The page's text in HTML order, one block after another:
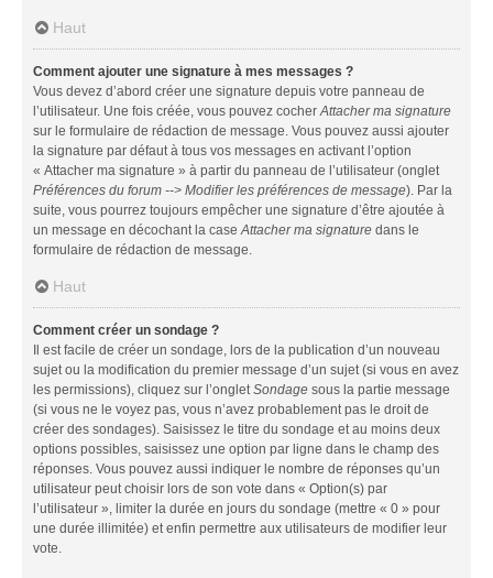
Haut
Comment ajouter une signature à mes messages ?
Vous devez d’abord créer une signature depuis votre panneau de
l’utilisateur. Une fois créée, vous pouvez cocherAttacher ma signature
sur le formulaire de rédaction de message. Vous pouvez aussi ajouter
la signature par défaut à tous vos messages en activant l’option
« Attacher ma signature » à partir du panneau de l’utilisateur (onglet
Préférences du forum --> Modifier les préférences de message). Par la
suite, vous pourrez toujours empêcher une signature d’être ajoutée à
un message en décochant la caseAttacher ma signature dans le
formulaire de rédaction de message.
Haut
Comment créer un sondage ?
Il est facile de créer un sondage, lors de la publication d’un nouveau
sujet ou la modification du premier message d’un sujet (si vous en avez
les permissions), cliquez sur l’ongletSondage sous la partie message
(si vous ne le voyez pas, vous n’avez probablement pas le droit de
créer des sondages). Saisissez le titre du sondage et au moins deux
options possibles, saisissez une option par ligne dans le champ des
réponses. Vous pouvez aussi indiquer le nombre de réponses qu’un
utilisateur peut choisir lors de son vote dans « Option(s) par
l’utilisateur », limiter la durée en jours du sondage (mettre « 0 » pour
une durée illimitée) et enfin permettre aux utilisateurs de modifier leur
vote.